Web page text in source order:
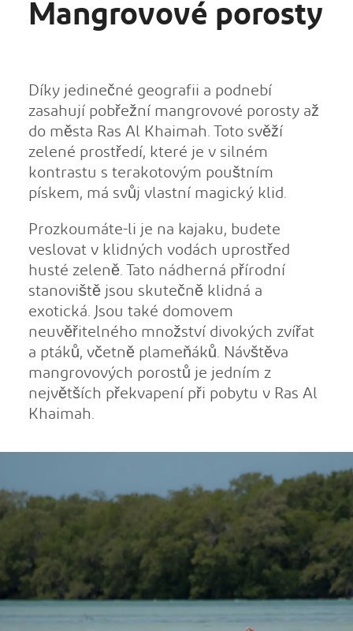
Mangrovové porosty
Díky jedinečné geografii a podnebí
zasahují pobřežní mangrovové porosty až
do města Ras Al Khaimah. Toto svěží
zelené prostředí, které je v silném
kontrastu s terakotovým pouštním
pískem, má svůj vlastní magický klid.
Prozkoumáte-li je na kajaku, budete
veslovat v klidných vodách uprostřed
husté zeleně. Tato nádherná přírodní
stanoviště jsou skutečně klidná a
exotická. Jsou také domovem
neuvěřitelného množství divokých zvířat
a ptáků, včetně plameňáků. Návštěva
mangrovových porostů je jedním z
největších překvapení při pobytu v Ras Al
Khaimah.